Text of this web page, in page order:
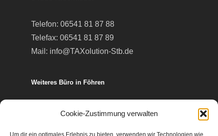
Cookie-Zustimmung verwalten
Um dir ein optimales Erlebnis zu bieten, verwenden wir Technologien wie
Telefon: 06541 81 87 88
Telefax: 06541 81 87 89
Mail: info@TAXolution-Stb.de
Weiteres Büro in Föhren